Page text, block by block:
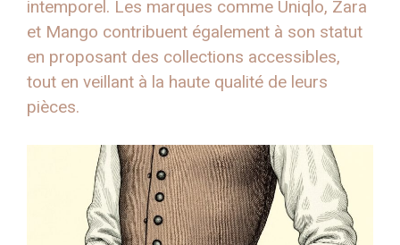
intemporel. Les marques comme Uniqlo, Zara
et Mango contribuent également à son statut
en proposant des collections accessibles,
tout en veillant à la haute qualité de leurs
pièces.